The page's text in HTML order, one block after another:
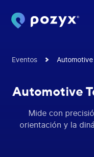
Eventos
Automotive
Mide con
orientación y la